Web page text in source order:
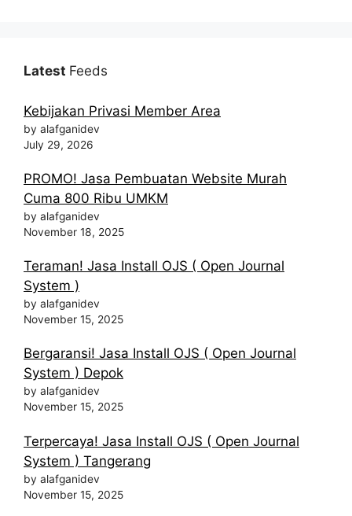
Latest Feeds
Kebijakan Privasi Member Area
by alafganidev
July 29, 2026
PROMO! Jasa Pembuatan Website Murah
Cuma 800 Ribu UMKM
by alafganidev
November 18, 2025
Teraman! Jasa Install OJS ( Open Journal
System )
by alafganidev
November 15, 2025
Bergaransi! Jasa Install OJS ( Open Journal
System ) Depok
by alafganidev
November 15, 2025
Terpercaya! Jasa Install OJS ( Open Journal
System ) Tangerang
by alafganidev
November 15, 2025